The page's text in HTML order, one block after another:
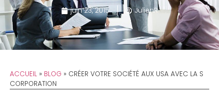
juin 23, 2015 JulienR
ACCUEIL » BLOG » CRÉER VOTRE SOCIÉTÉ AUX USA AVEC LA S
CORPORATION